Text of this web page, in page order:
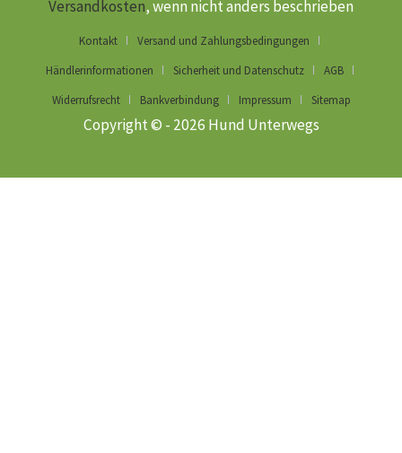
Versandkosten, wenn nicht anders beschrieben
Kontakt
Versand und Zahlungsbedingungen
Händlerinformationen
Sicherheit und Datenschutz
AGB
Widerrufsrecht
Bankverbindung Impressum Sitemap
Copyright © - 2026 Hund Unterwegs